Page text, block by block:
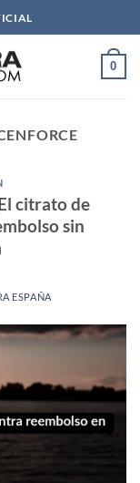
0
citrato de
sin
ESPAÑA